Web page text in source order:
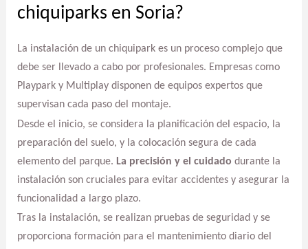
chiquiparks en Soria?
La instalación de un chiquipark es un proceso complejo que
debe ser llevado a cabo por profesionales. Empresas como
Playpark y Multiplay disponen de equipos expertos que
supervisan cada paso del montaje.
Desde el inicio, se considera la planificación del espacio, la
preparación del suelo, y la colocación segura de cada
elemento del parque. La precisión y el cuidado durante la
instalación son cruciales para evitar accidentes y asegurar la
funcionalidad a largo plazo.
Tras la instalación, se realizan pruebas de seguridad y se
proporciona formación para el mantenimiento diario del